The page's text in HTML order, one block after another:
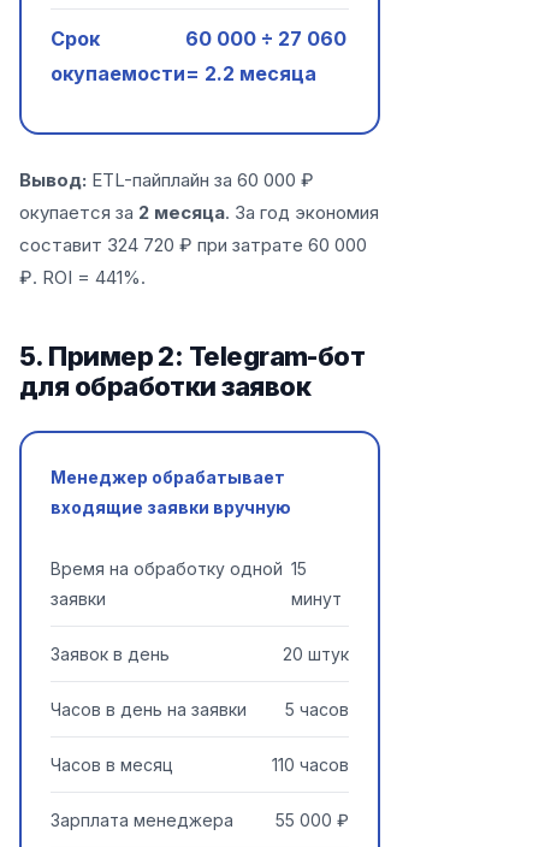
Срок
окупаемости
60 000 ÷ 27 060
= 2.2 месяца
Вывод: ETL-пайплайн за 60 000 ₽
окупается за 2 месяца. За год экономия
составит 324 720 ₽ при затрате 60 000
₽. ROI = 441%.
5. Пример 2: Telegram-бот
для обработки заявок
Менеджер обрабатывает
входящие заявки вручную
Время на обработку одной
заявки
15
минут
Заявок в день 20 штук
Часов в день на заявки 5 часов
Часов в месяц 110 часов
Зарплата менеджера 55 000 ₽